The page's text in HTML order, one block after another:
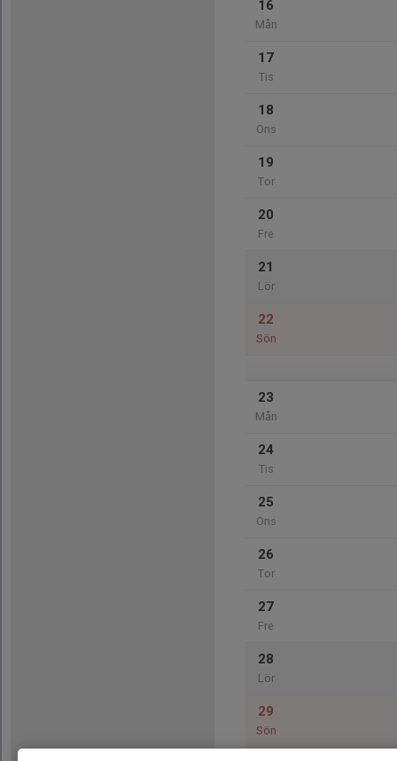
16
Mån
17
Tis
18
Ons
19
Tor
20
Fre
21
Lör
22
Sön
23
Mån
24
Tis
25
Ons
26
Tor
27
Fre
28
Lör
29
Sön